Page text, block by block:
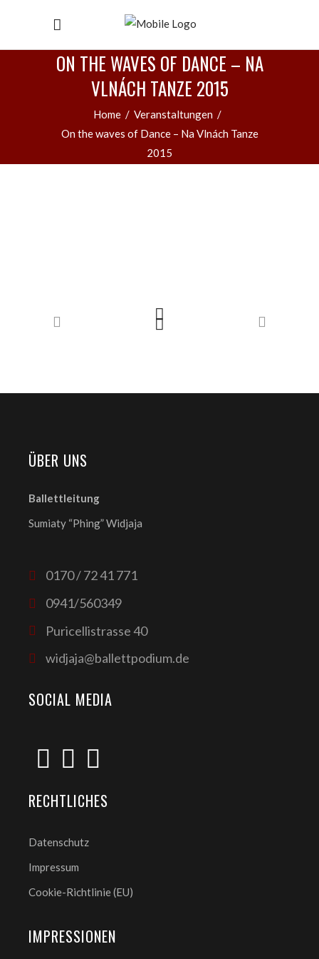
ON THE WAVES OF DANCE – NA
VLNÁCH TANZE 2015
Home / Veranstaltungen /
On the waves of Dance – Na Vlnách Tanze
2015
ÜBER UNS
Ballettleitung
Sumiaty “Phing” Widjaja
0170 / 72 41 771
0941/560349
Puricellistrasse 40
widjaja@ballettpodium.de
SOCIAL MEDIA
RECHTLICHES
Datenschutz
Impressum
Cookie-Richtlinie (EU)
IMPRESSIONEN